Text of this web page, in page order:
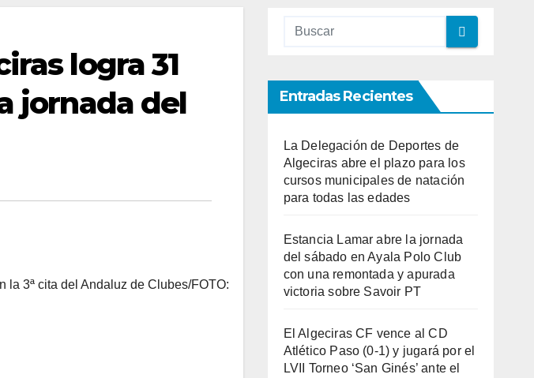
logra 31
jornada del
la 3ª cita del Andaluz de Clubes/FOTO:
Entradas Recientes
La Delegación de Deportes de
Algeciras abre el plazo para los
cursos municipales de natación
para todas las edades
Estancia Lamar abre la jornada
del sábado en Ayala Polo Club
con una remontada y apurada
victoria sobre Savoir PT
El Algeciras CF vence al CD
Atlético Paso (0-1) y jugará por el
LVII Torneo ‘San Ginés’ ante el